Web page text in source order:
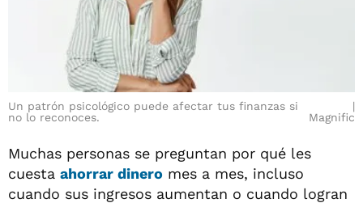
Un patrón psicológico puede afectar tus finanzas si
no lo reconoces.
Magnific
Muchas personas se preguntan por qué les
cuesta ahorrar dinero mes a mes, incluso
cuando sus ingresos aumentan o cuando logran